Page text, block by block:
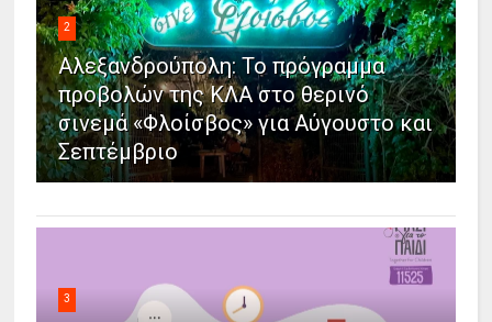
2
Αλεξανδρούπολη: Το πρόγραμμα
προβολών της ΚΛΑ στο θερινό
σινεμά «Φλοίσβος» για Αύγουστο και
Σεπτέμβριο
3